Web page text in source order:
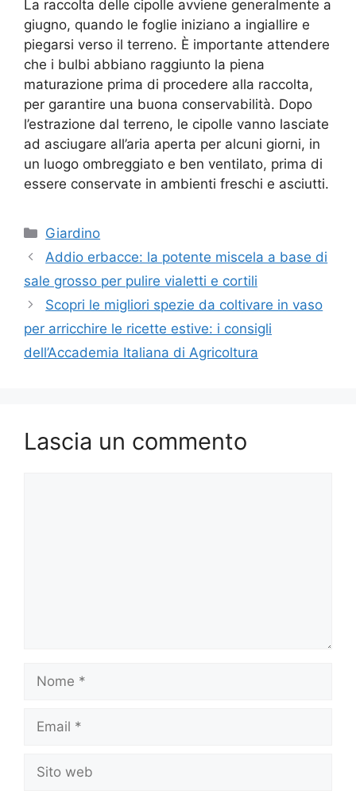
La raccolta delle cipolle avviene generalmente a
giugno, quando le foglie iniziano a ingiallire e
piegarsi verso il terreno. È importante attendere
che i bulbi abbiano raggiunto la piena
maturazione prima di procedere alla raccolta,
per garantire una buona conservabilità. Dopo
l’estrazione dal terreno, le cipolle vanno lasciate
ad asciugare all’aria aperta per alcuni giorni, in
un luogo ombreggiato e ben ventilato, prima di
essere conservate in ambienti freschi e asciutti.
Categorie
Giardino
Addio erbacce: la potente miscela a base di
sale grosso per pulire vialetti e cortili
Scopri le migliori spezie da coltivare in vaso
per arricchire le ricette estive: i consigli
dell’Accademia Italiana di Agricoltura
Lascia un commento
web